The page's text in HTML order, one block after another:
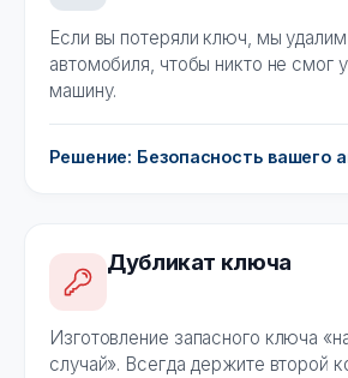
Если вы потеряли ключ, мы удалим
автомобиля, чтобы никто не смог
машину.
Решение: Безопасность вашего
Дубликат ключа
Изготовление запасного ключа
случай». Всегда держите второй